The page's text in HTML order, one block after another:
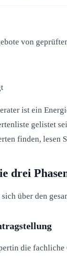
von
ist ein
gelistet
finden, lesen
drei
über den
die